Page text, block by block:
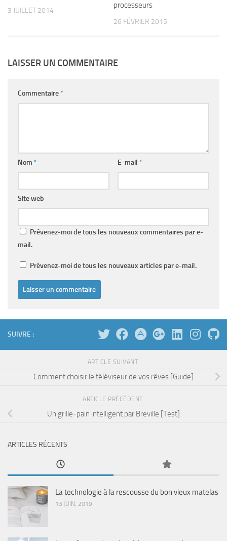
3 JUILLET 2014
processeurs
26 FÉVRIER 2015
LAISSER UN COMMENTAIRE
Commentaire*
Nom * E-mail *
Site web
Prévenez-moi de tous les nouveaux commentaires par e-
mail.
Prévenez-moi de tous les nouveaux articles par e-mail.
SUIVRE :
ARTICLE SUIVANT
Comment choisir le téléviseur de vos rêves [Guide]
ARTICLE PRÉCÉDENT
Un grille-pain intelligent par Breville [Test]
ARTICLES RÉCENTS
La technologie à la rescousse du bon vieux matelas
13 JUIN, 2019